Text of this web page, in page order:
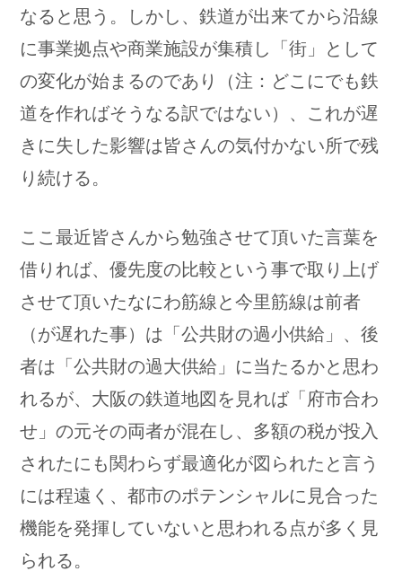
なると思う。しかし、鉄道が出来てから沿線
に事業拠点や商業施設が集積し「街」として
の変化が始まるのであり（注：どこにでも鉄
道を作ればそうなる訳ではない）、これが遅
きに失した影響は皆さんの気付かない所で残
り続ける。
ここ最近皆さんから勉強させて頂いた言葉を
借りれば、優先度の比較という事で取り上げ
させて頂いたなにわ筋線と今里筋線は前者
（が遅れた事）は「公共財の過小供給」、後
者は「公共財の過大供給」に当たるかと思わ
れるが、大阪の鉄道地図を見れば「府市合わ
せ」の元その両者が混在し、多額の税が投入
されたにも関わらず最適化が図られたと言う
には程遠く、都市のポテンシャルに見合った
機能を発揮していないと思われる点が多く見
られる。